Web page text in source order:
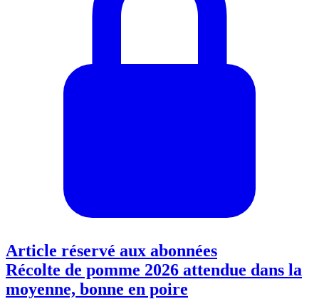
Article réservé aux abonnées
Récolte de pomme 2026 attendue dans la
moyenne, bonne en poire